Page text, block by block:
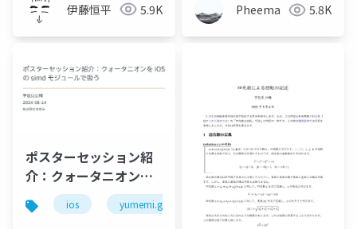
伊藤恒平 5.9K Pheema 5.8K
ポスターセッション紹
介：クォータニオンを
iOSのsimdモジュール
で扱う
ios yumemi.grow iosdc